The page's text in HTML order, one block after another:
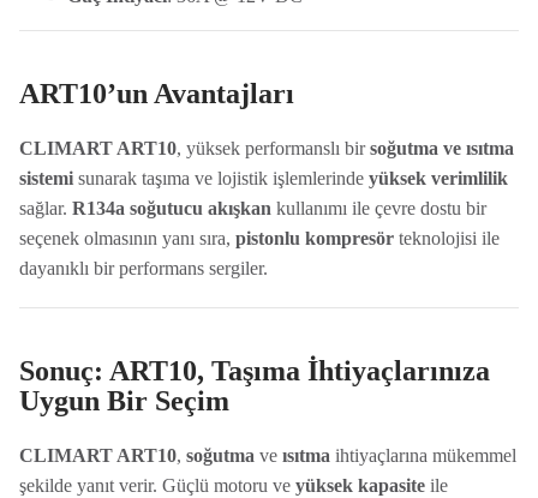
ART10’un Avantajları
CLIMART ART10, yüksek performanslı birsoğutma ve ısıtma
sistemisunarak taşıma ve lojistik işlemlerinde yüksek verimlilik
sağlar. R134a soğutucu akışkan kullanımı ile çevre dostu bir
seçenek olmasının yanı sıra, pistonlu kompresörteknolojisi ile
dayanıklı bir performans sergiler.
Sonuç: ART10, Taşıma İhtiyaçlarınıza
Uygun Bir Seçim
CLIMART ART10, soğutma ve ısıtma ihtiyaçlarına mükemmel
şekilde yanıt verir. Güçlü motoru ve yüksek kapasiteile